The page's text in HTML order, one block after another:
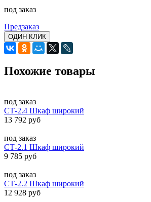
под заказ
Предзаказ
ОДИН КЛИК
Похожие товары
под заказ
СТ-2.4 Шкаф широкий
13 792 руб
под заказ
СТ-2.1 Шкаф широкий
9 785 руб
под заказ
СТ-2.2 Шкаф широкий
12 928 руб